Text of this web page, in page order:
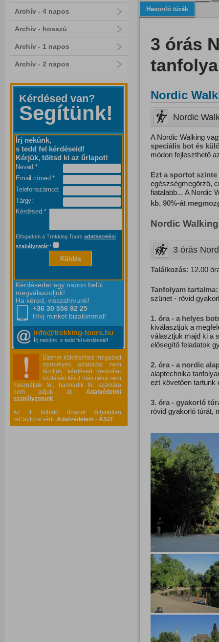
Archív - 4 napos
Archív - hosszú
Archív - 1 napos
Archív - 2 napos
Kérdésed van?
Segítünk!
Írj nekünk,
s tedd fel kérdéseid!
Kérjük, töltsd ki az űrlapot!
Neved:*
Email címed:*
Telefonszámod:
Tárgy:
Kérdésed:*
Elfogadom a Trekking Tours adatkezelési
szabályzatát:*
Küldés
Kérdésedet egy napon belül
megválaszoljuk!
Ha kéred, visszahívunk!
+36 30 556 92 25
Hívj minket bizalommal!
info@trekking-tours.hu
Írj nekünk, s tedd fel kérdéseid!
Üzenet küldéséhez megadott
személyes adataidat nem
tároljuk, kérdésed megvála-
szolásán kívül más célra nem
használjuk fel, harmadik fél számára
nem adjuk át. Adatvédelmi
szabályzatunk.
Az itt látható űrlapot láthatatlan
reCaptcha védi: Adatvédelem - ÁSZF
Hasonló túrák
3 órás
Nordic
Nordic
A Nordic Walking
speciális bot és
módon fejleszthető
Ezt a sportot szinte
egészségmegőrző,
fiatalabb... A Nordic
kb. 90%-át
Nordic
3 órás
Találkozás: 12.00
Tanfolyam tartalma:
szünet - rövid
1. óra - a helyes
kiválasztjuk a
választjuk majd ki a
elősegítő feladatok
2. óra - a nordic
alaptechnika
ezt követően tartunk
3. óra - gyakorló
rövid gyakorló túrát,